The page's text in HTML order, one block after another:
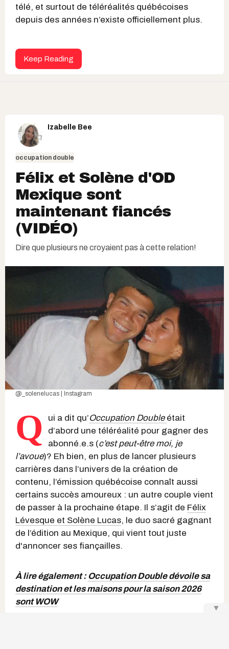
télé, et surtout de téléréalités québécoises
depuis des années n’existe officiellement plus.
Keep Reading
Izabelle Bee
occupation double
Félix et Solène d'OD
Mexique sont
maintenant fiancés
(VIDÉO)
Dire que plusieurs ne croyaient pas à cette relation!
@_solenelucas | Instagram
Q ui a dit qu’Occupation Double était
d’abord une téléréalité pour gagner des
abonné.e.s (c’est peut-être moi, je
l’avoue)? Eh bien, en plus de lancer plusieurs
carrières dans l’univers de la création de
contenu, l’émission québécoise connaît aussi
certains succès amoureux : un autre couple vient
de passer à la prochaine étape. Il s’agit de Félix
Lévesque et Solène Lucas, le duo sacré gagnant
de l’édition au Mexique, qui vient tout juste
d'annoncer ses fiançailles.
À lire également : Occupation Double dévoile sa
destination et les maisons pour la saison 2026
sont WOW
▼